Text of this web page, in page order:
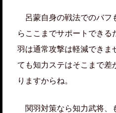
呂蒙自身の戦法でのバフ
らここまでサポートできる
羽は通常攻撃は軽減できま
ても知力ステはそこまで差
りますからね。
関羽対策なら知力武将、